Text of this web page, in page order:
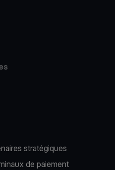
stratégiques
de paiement